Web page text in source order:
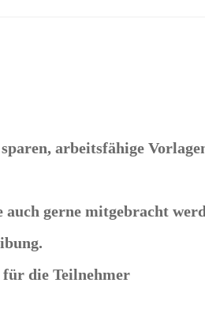
arbeitsfähige
gerne mitgebracht
die Teilnehmer